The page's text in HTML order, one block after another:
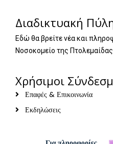
Διαδικτυακή
Εδώ θα βρείτε νέα και
Νοσοκομείο της Πτολεμαίδας.
Χρήσιμοι
Επαφές & Επικοινωνία
Εκδηλώσεις